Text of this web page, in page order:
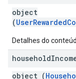
object
(
Detalhes do
household
object (